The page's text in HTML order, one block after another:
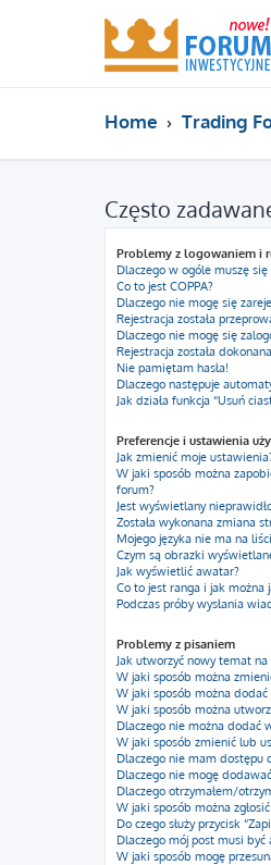
Home Trading
Często
Problemy z logowaniem i
Dlaczego w ogóle muszę się
Co to jest COPPA?
Dlaczego nie mogę się
Rejestracja została
Dlaczego nie mogę się
Rejestracja została
Nie pamiętam hasła!
Dlaczego następuje
Jak działa funkcja “Usuń
Preferencje i ustawienia
Jak zmienić moje
W jaki sposób można
forum?
Jest wyświetlany
Została wykonana zmiana
Mojego języka nie ma na
Czym są obrazki
Jak wyświetlić awatar?
Co to jest ranga i jak można
Podczas próby wysłania
Problemy z pisaniem
Jak utworzyć nowy temat
W jaki sposób można
W jaki sposób można
W jaki sposób można
Dlaczego nie można dodać
W jaki sposób zmienić lub
Dlaczego nie mam dostępu
Dlaczego nie mogę
Dlaczego otrzymałem/
W jaki sposób można
Do czego służy przycisk
Dlaczego mój post musi być
W jaki sposób mogę